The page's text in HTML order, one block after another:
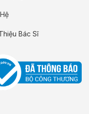
Bác Sĩ